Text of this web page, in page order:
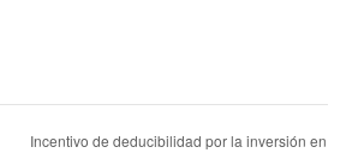
Incentivo de deducibilidad por la inversión en